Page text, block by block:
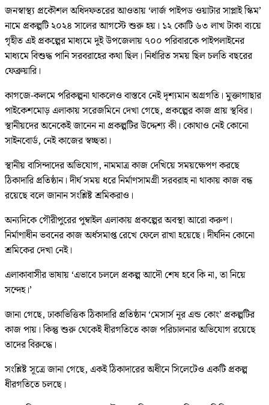
জনস্বাস্থ্য প্রকৌশল অধিদফতরের আওতায় ‘লার্জ পাইপড ওয়াটার সাপ্লাই স্কিম’
নামে প্রকল্পটি ২০২৪ সালের আগস্টে শুরু হয়। ১২ কোটি ৬৩ লাখ টাকা ব্যয়ে
গৃহীত এই প্রকল্পের মাধ্যমে দুই উপজেলায় ৭০০ পরিবারকে পাইপলাইনের
মাধ্যমে বিশুদ্ধ পানি সরবরাহের কথা ছিল। নির্ধারিত সময় ছিল চলতি বছরের
ফেব্রুয়ারি।
কাগজে-কলমে পরিকল্পনা থাকলেও বাস্তবে নেই দৃশ্যমান অগ্রগতি। মুক্তাগাছার
পাইকেশমোড় এলাকায় সরেজমিনে দেখা গেছে, প্রকল্পের কাজ প্রায় স্থবির।
স্থানীয়দের অনেকেই জানেন না প্রকল্পটির উদ্দেশ্য কী। কোথাও নেই কোনো
সাইনবোর্ড, নেই কাজের স্বচ্ছতা।
স্থানীয় বাসিন্দাদের অভিযোগ, নামমাত্র কাজ দেখিয়ে সময়ক্ষেপণ করছে
ঠিকাদারি প্রতিষ্ঠান। দীর্ঘ সময় ধরে নির্মাণসামগ্রী সরবরাহ না থাকায় কাজ বন্ধ
রয়েছে বলে জানান সংশ্লিষ্ট শ্রমিকরাও।
অন্যদিকে গৌরীপুরের পুম্বাইল এলাকায় প্রকল্পের অবস্থা আরো করুণ।
নির্মাণাধীন ভবনের কাজ অর্ধসমাপ্ত রেখে ফেলে রাখা হয়েছে। দীর্ঘদিন কোনো
শ্রমিকের দেখা নেই।
এলাকাবাসীর ভাষায় ‘এভাবে চললে প্রকল্প আদৌ শেষ হবে কি না, তা নিয়ে
সন্দেহ।’
জানা গেছে, ঢাকাভিত্তিক ঠিকাদারি প্রতিষ্ঠান ‘মেসার্স নূর এন্ড কোং’ প্রকল্পটির
কাজ পায়। কিন্তু শুরু থেকেই ধীরগতিতে কাজ পরিচালনার অভিযোগ রয়েছে
তাদের বিরুদ্ধে।
সংশ্লিষ্ট সূত্রে জানা গেছে, একই ঠিকাদারের অধীনে সিলেটেও একটি প্রকল্প
ধীরগতিতে চলছে।